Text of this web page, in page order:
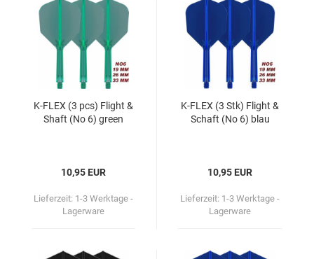
K-​FLEX (3 pcs) Flight &
Shaft (No 6) green
10,95 EUR
Lieferzeit: 1-3 Werktage -
Lagerware
K-​FLEX (3 Stk) Flight &
Schaft (No 6) blau
10,95 EUR
Lieferzeit: 1-3 Werktage -
Lagerware